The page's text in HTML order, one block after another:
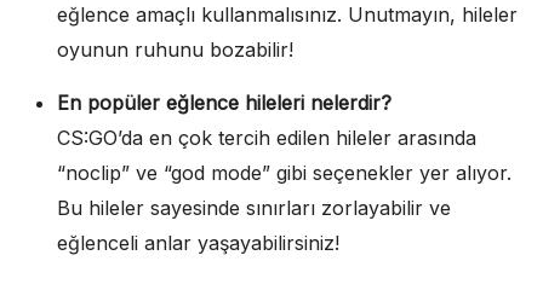
eğlence amaçlı kullanmalısınız. Unutmayın, hileler
oyunun ruhunu bozabilir!
En popüler eğlence hileleri nelerdir?
CS:GO’da en çok tercih edilen hileler arasında
“noclip” ve “god mode” gibi seçenekler yer alıyor.
Bu hileler sayesinde sınırları zorlayabilir ve
eğlenceli anlar yaşayabilirsiniz!